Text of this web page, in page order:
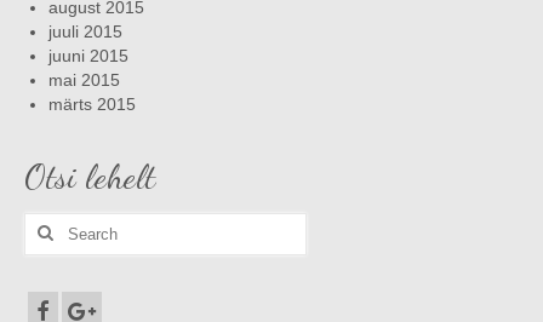
august 2015
juuli 2015
juuni 2015
mai 2015
märts 2015
Otsi lehelt
Search